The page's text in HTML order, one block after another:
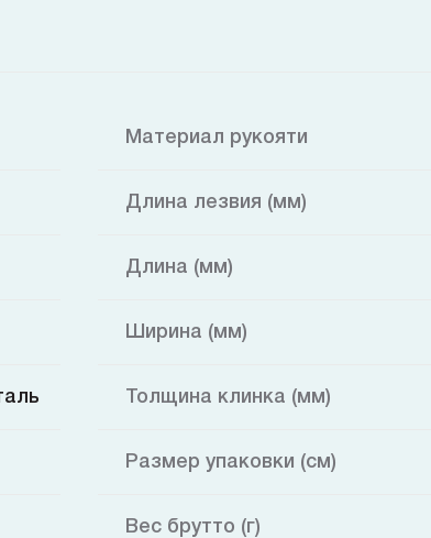
Материал рукояти
Длина лезвия (мм)
Длина (мм)
Ширина (мм)
Толщина клинка (мм)
Размер упаковки (см)
Вес брутто (г)